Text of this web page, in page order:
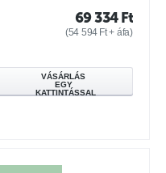
69 334 Ft
(54 594 Ft+ áfa)
VÁSÁRLÁS
EGY
KATTINTÁSSAL